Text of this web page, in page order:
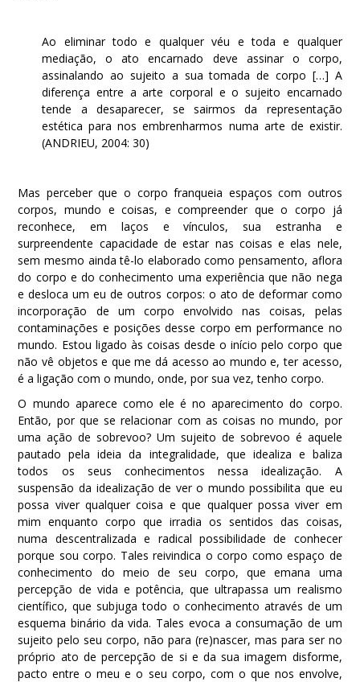
Ao eliminar todo e qualquer véu e toda e qualquer
mediação, o ato encarnado deve assinar o corpo,
assinalando ao sujeito a sua tomada de corpo […] A
diferença entre a arte corporal e o sujeito encarnado
tende a desaparecer, se sairmos da representação
estética para nos embrenharmos numa arte de existir.
(ANDRIEU, 2004: 30)
Mas perceber que o corpo franqueia espaços com outros
corpos, mundo e coisas, e compreender que o corpo já
reconhece, em laços e vínculos, sua estranha e
surpreendente capacidade de estar nas coisas e elas nele,
sem mesmo ainda tê-lo elaborado como pensamento, aflora
do corpo e do conhecimento uma experiência que não nega
e desloca um eu de outros corpos: o ato de deformar como
incorporação de um corpo envolvido nas coisas, pelas
contaminações e posições desse corpo em performance no
mundo. Estou ligado às coisas desde o início pelo corpo que
não vê objetos e que me dá acesso ao mundo e, ter acesso,
é a ligação com o mundo, onde, por sua vez, tenho corpo.
O mundo aparece como ele é no aparecimento do corpo.
Então, por que se relacionar com as coisas no mundo, por
uma ação de sobrevoo? Um sujeito de sobrevoo é aquele
pautado pela ideia da integralidade, que idealiza e baliza
todos os seus conhecimentos nessa idealização. A
suspensão da idealização de ver o mundo possibilita que eu
possa viver qualquer coisa e que qualquer possa viver em
mim enquanto corpo que irradia os sentidos das coisas,
numa descentralizada e radical possibilidade de conhecer
porque sou corpo. Tales reivindica o corpo como espaço de
conhecimento do meio de seu corpo, que emana uma
percepção de vida e potência, que ultrapassa um realismo
científico, que subjuga todo o conhecimento através de um
esquema binário da vida. Tales evoca a consumação de um
sujeito pelo seu corpo, não para (re)nascer, mas para ser no
próprio ato de percepção de si e da sua imagem disforme,
pacto entre o meu e o seu corpo, com o que nos envolve,